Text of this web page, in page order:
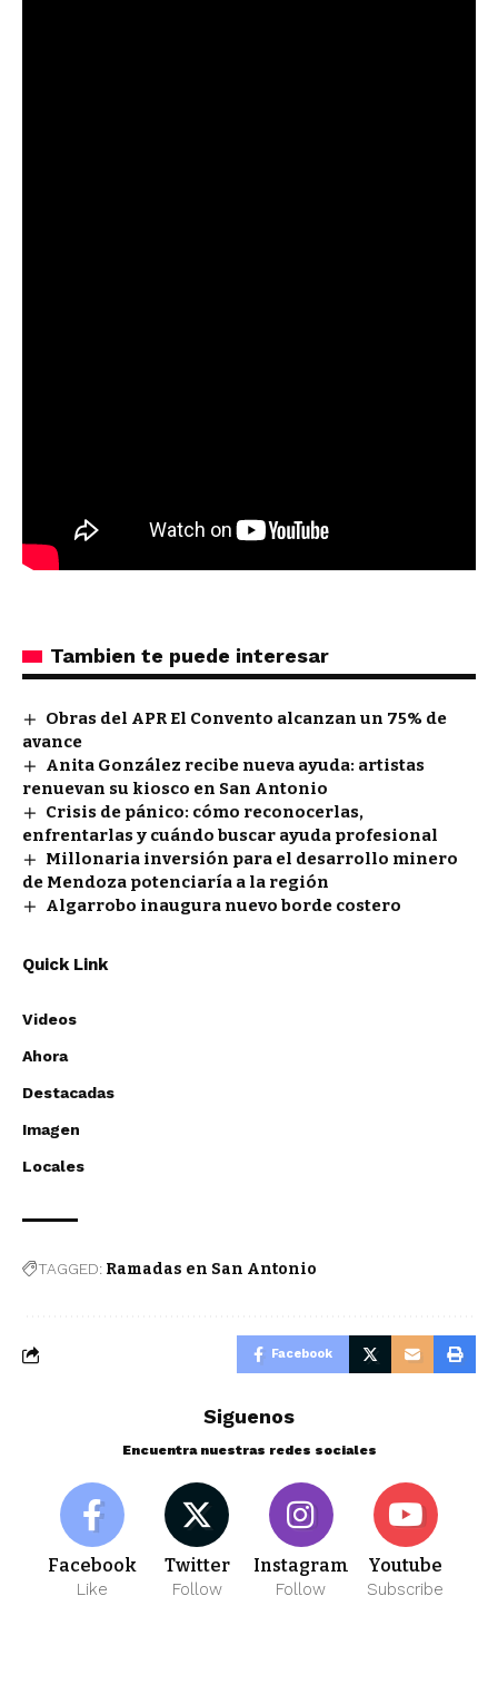
Tambien te puede interesar
Obras del APR El Convento alcanzan un 75% de
avance
Anita González recibe nueva ayuda: artistas
renuevan su kiosco en San Antonio
Crisis de pánico: cómo reconocerlas,
enfrentarlas y cuándo buscar ayuda profesional
Millonaria inversión para el desarrollo minero
de Mendoza potenciaría a la región
Algarrobo inaugura nuevo borde costero
Quick Link
Videos
Ahora
Destacadas
Imagen
Locales
TAGGED: Ramadas en San Antonio
Facebook
Siguenos
Encuentra nuestras redes sociales
Facebook
Like
Twitter
Follow
Instagram
Follow
Youtube
Subscribe